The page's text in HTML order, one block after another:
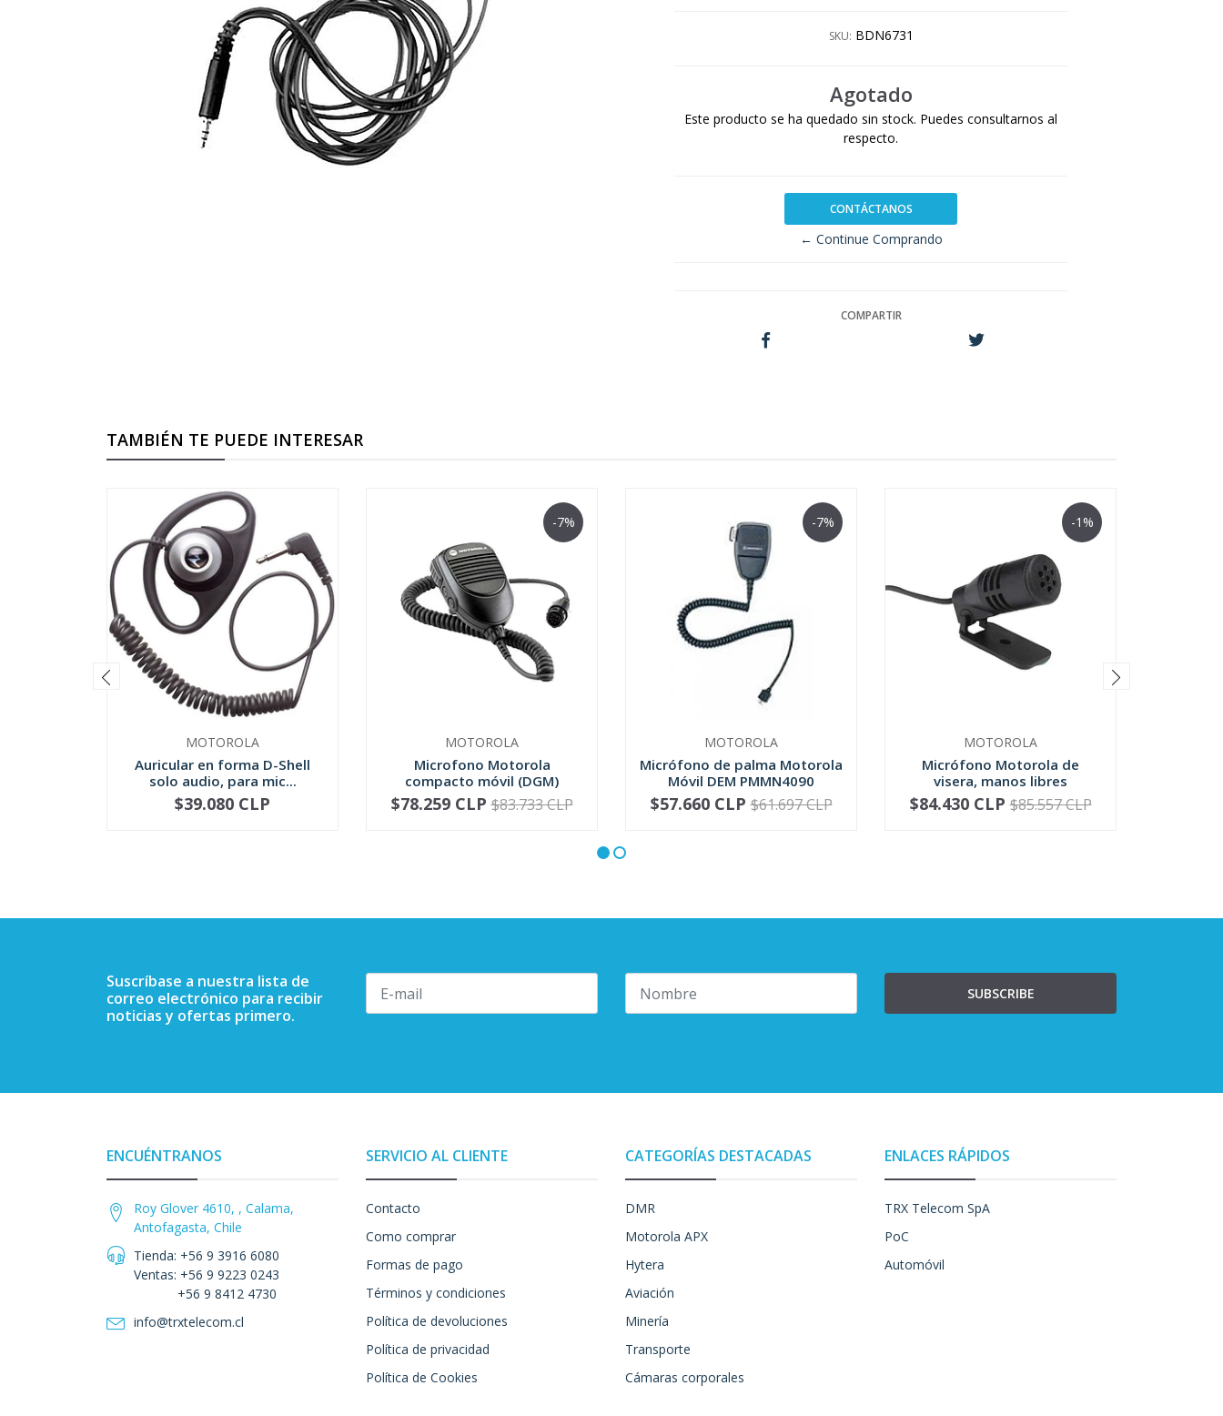
SKU: BDN6731
Agotado
Este producto se ha quedado sin stock. Puedes consultarnos al
respecto.
CONTÁCTANOS
← Continue Comprando
COMPARTIR
TAMBIÉN TE PUEDE INTERESAR
MOTOROLA
Auricular en forma D-Shell
solo audio, para mic...
+
$39.080 CLP
-7%
MOTOROLA
Microfono Motorola
compacto móvil (DGM)
RMN5052
+
-$78.259 CLP$83.733 CLP
-7%
MOTOROLA
Micrófono de palma Motorola
Móvil DEM PMMN4090
+
-$57.660 CLP$61.697 CLP
-1%
MOTOROLA
Micrófono Motorola de
visera, manos libres
+
-$84.430 CLP$85.557 CLP
Suscríbase a nuestra lista de
correo electrónico para recibir
noticias y ofertas primero.
SUBSCRIBE
ENCUÉNTRANOS
Roy Glover 4610, , Calama,
Antofagasta, Chile
Tienda: +56 9 3916 6080
Ventas: +56 9 9223 0243
+56 9 8412 4730
info@trxtelecom.cl
SERVICIO AL CLIENTE
Contacto
Como comprar
Formas de pago
Términos y condiciones
Política de devoluciones
Política de privacidad
Política de Cookies
CATEGORÍAS DESTACADAS
DMR
Motorola APX
Hytera
Aviación
Minería
Transporte
Cámaras corporales
ENLACES RÁPIDOS
TRX Telecom SpA
PoC
Automóvil